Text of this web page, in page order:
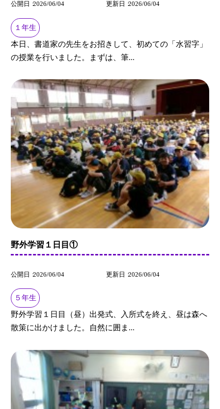
公開日 2026/06/04 更新日 2026/06/04
１年生
本日、書道家の先生をお招きして、初めての「水習字」
の授業を行いました。まずは、筆...
野外学習１日目①
公開日 2026/06/04 更新日 2026/06/04
５年生
野外学習１日目（昼）出発式、入所式を終え、昼は森へ
散策に出かけました。自然に囲ま...